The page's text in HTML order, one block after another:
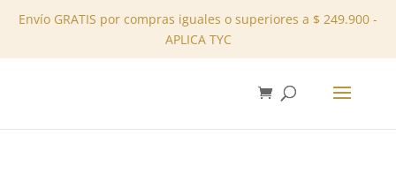
Envío GRATIS por compras iguales o superiores a $ 249.900 -
APLICA TYC
✕